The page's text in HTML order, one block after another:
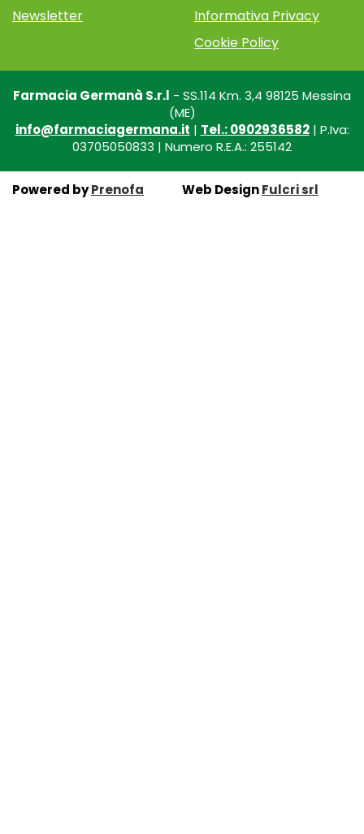
Newsletter
Informativa Privacy
Cookie Policy
Farmacia Germanà S.r.l - SS.114 Km. 3,4 98125 Messina
(ME)
info@farmaciagermana.it | Tel.: 0902936582| P.Iva:
03705050833 | Numero R.E.A.: 255142
Powered byPrenofa Web DesignFulcri srl